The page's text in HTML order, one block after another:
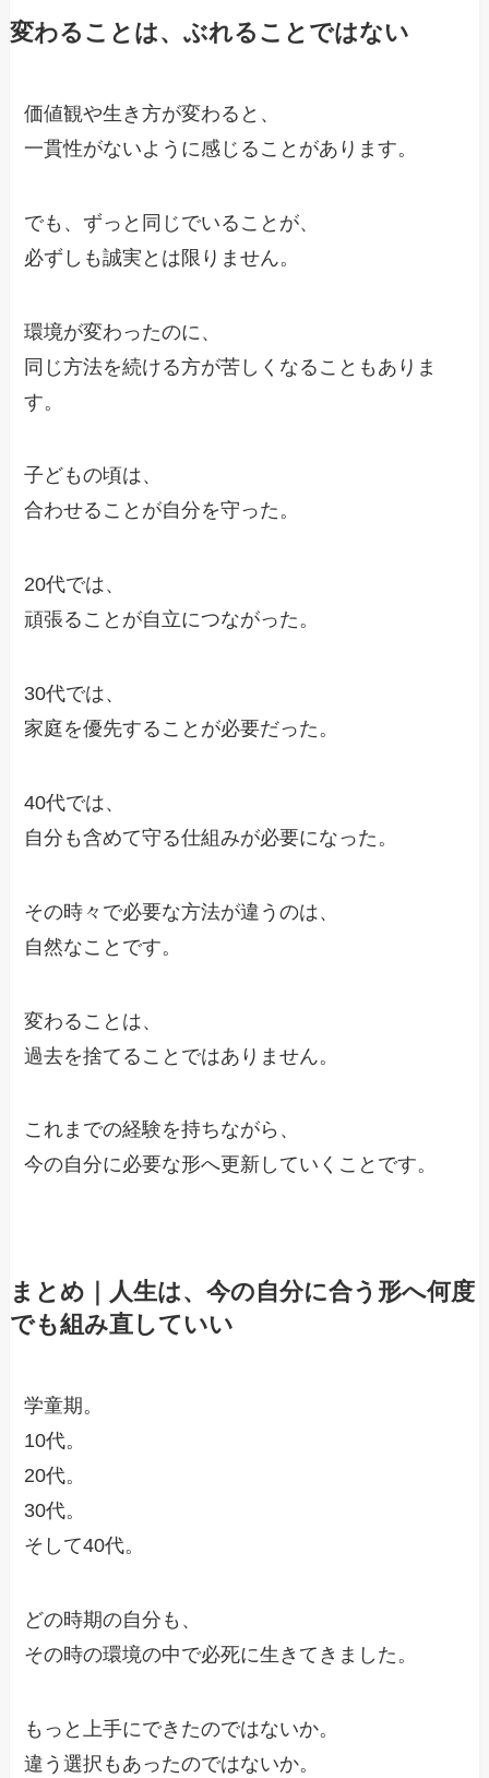
変わることは、ぶれることではない
価値観や生き方が変わると、
一貫性がないように感じることがあります。
でも、ずっと同じでいることが、
必ずしも誠実とは限りません。
環境が変わったのに、
同じ方法を続ける方が苦しくなることもありま
す。
子どもの頃は、
合わせることが自分を守った。
20代では、
頑張ることが自立につながった。
30代では、
家庭を優先することが必要だった。
40代では、
自分も含めて守る仕組みが必要になった。
その時々で必要な方法が違うのは、
自然なことです。
変わることは、
過去を捨てることではありません。
これまでの経験を持ちながら、
今の自分に必要な形へ更新していくことです。
まとめ｜人生は、今の自分に合う形へ何度
でも組み直していい
学童期。
10代。
20代。
30代。
そして40代。
どの時期の自分も、
その時の環境の中で必死に生きてきました。
もっと上手にできたのではないか。
違う選択もあったのではないか。